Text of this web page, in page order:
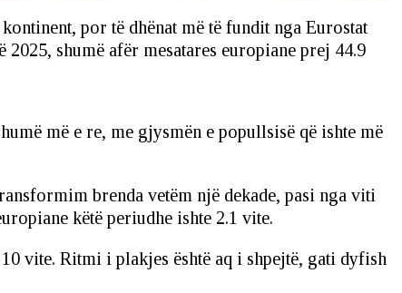
por të dhënat më të fundit nga Eurostat
shumë afër mesatares europiane prej 44.9
më e re, me gjysmën e popullsisë që ishte më
brenda vetëm një dekade, pasi nga viti
këtë periudhe ishte 2.1 vite.
vite. Ritmi i plakjes është aq i shpejtë, gati dyfish